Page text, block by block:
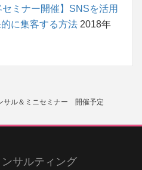
セミナー開催】SNSを活用
に集客する方法 2018年
ル＆ミニセミナー 開催予定
サルティング